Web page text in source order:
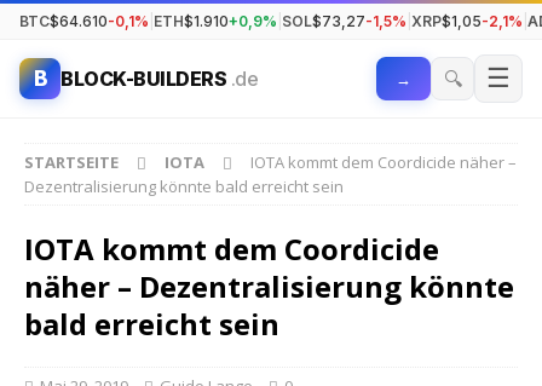
BTC$64.610-0,1% ETH$1.910+0,9% SOL$73,27-1,5% XRP$1,05-2,1%
B BLOCK-BUILDERS .de → 🔍 ☰
STARTSEITE IOTA
IOTA kommt dem Coordicide näher –
Dezentralisierung könnte bald erreicht sein
IOTA kommt dem Coordicide
näher – Dezentralisierung könnte
bald erreicht sein